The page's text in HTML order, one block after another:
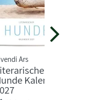
Ars
Kalender